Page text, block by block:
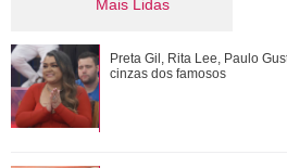
Mais Lidas
Bruna Marquezine, Camila
Relembre os amores - e
Preta Gil, Rita Lee, Paulo
cinzas dos famosos